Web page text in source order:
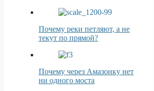
Почему реки петляют, а не
текут по прямой?
Почему через Амазонку нет
ни одного моста